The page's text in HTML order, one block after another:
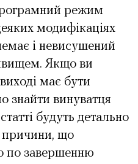
режим
модифікаціях
і невисушений
Якщо ви
має бути
винуватця
будуть детально
причини, що
по завершенню